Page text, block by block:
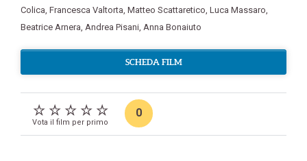
Colica, Francesca Valtorta, Matteo Scattaretico, Luca Massaro,
Beatrice Arnera, Andrea Pisani, Anna Bonaiuto
SCHEDA FILM
Vota il film per primo
0